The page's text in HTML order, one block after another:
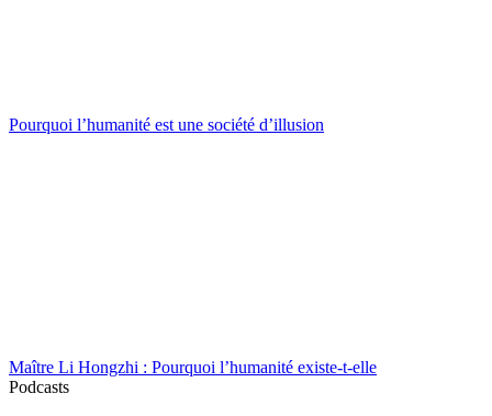
Pourquoi l’humanité est une société d’illusion
Maître Li Hongzhi : Pourquoi l’humanité existe-t-elle
Podcasts